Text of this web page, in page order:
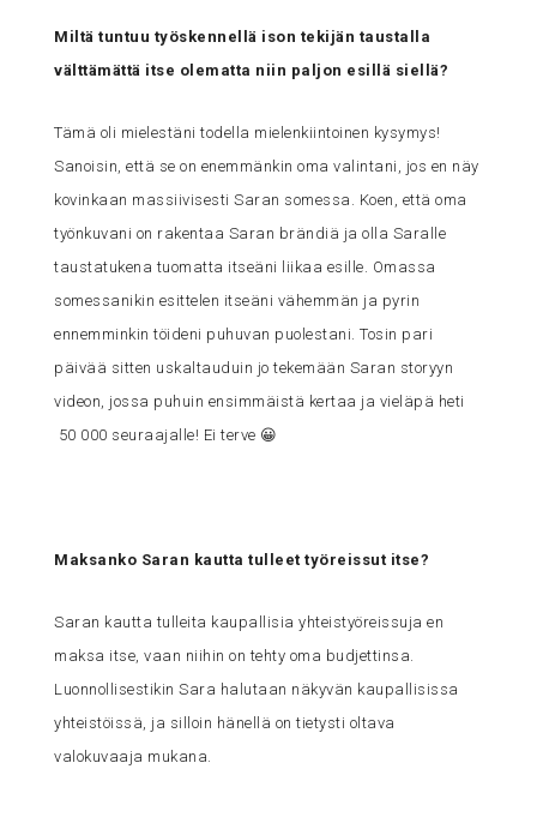
Miltä tuntuu työskennellä ison tekijän taustalla
välttämättä itse olematta niin paljon esillä siellä?
Tämä oli mielestäni todella mielenkiintoinen kysymys!
Sanoisin, että se on enemmänkin oma valintani, jos en näy
kovinkaan massiivisesti Saran somessa. Koen, että oma
työnkuvani on rakentaa Saran brändiä ja olla Saralle
taustatukena tuomatta itseäni liikaa esille. Omassa
somessanikin esittelen itseäni vähemmän ja pyrin
ennemminkin töideni puhuvan puolestani. Tosin pari
päivää sitten uskaltauduin jo tekemään Saran storyyn
videon, jossa puhuin ensimmäistä kertaa ja vieläpä heti
50 000 seuraajalle! Ei terve 😀
Maksanko Saran kautta tulleet työreissut itse?
Saran kautta tulleita kaupallisia yhteistyöreissuja en
maksa itse, vaan niihin on tehty oma budjettinsa.
Luonnollisestikin Sara halutaan näkyvän kaupallisissa
yhteistöissä, ja silloin hänellä on tietysti oltava
valokuvaaja mukana.